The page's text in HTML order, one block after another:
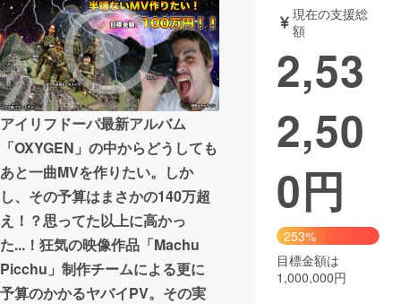
アート・写真 音楽
テクノロジー・ガジェット ゲーム・サ
映像・映画
ビジネス・起業
まちづくり・地域活性化
CAMPFIRE for Social Good
CAMPFIRE Creation
CAMPFIREふるさと納税
コミュニティ
アイリフドーパ最新アルバム
「OXYGEN」の中からどうしても
あと一曲MVを作りたい。しか
し、その予算はまさかの140万超
え！？思ってた以上に高かっ
た...！狂気の映像作品「Machu
Picchu」制作チームによる更に
予算のかかるヤバイPV。その実
現在の支援総
額
2,53
2,50
0円
253%
目標金額は
1,000,000円